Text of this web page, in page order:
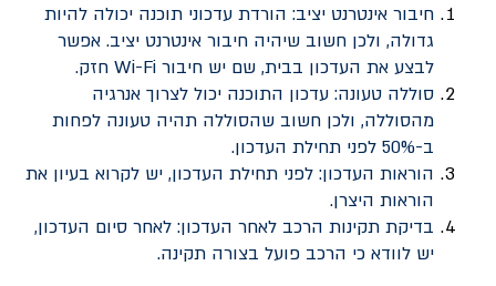
חיבור אינטרנט יציב: הורדת עדכוני תוכנה יכולה להיות
גדולה, ולכן חשוב שיהיה חיבור אינטרנט יציב. אפשר
לבצע את העדכון בבית, שם יש חיבור Wi-Fi חזק.
סוללה טעונה: עדכון התוכנה יכול לצרוך אנרגיה
מהסוללה, ולכן חשוב שהסוללה תהיה טעונה לפחות
ב-50% לפני תחילת העדכון.
הוראות העדכון: לפני תחילת העדכון, יש לקרוא בעיון את
הוראות היצרן.
בדיקת תקינות הרכב לאחר העדכון: לאחר סיום העדכון,
יש לוודא כי הרכב פועל בצורה תקינה.